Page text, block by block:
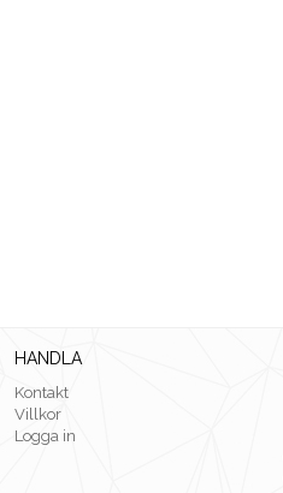
HANDLA
Kontakt
Villkor
Logga in